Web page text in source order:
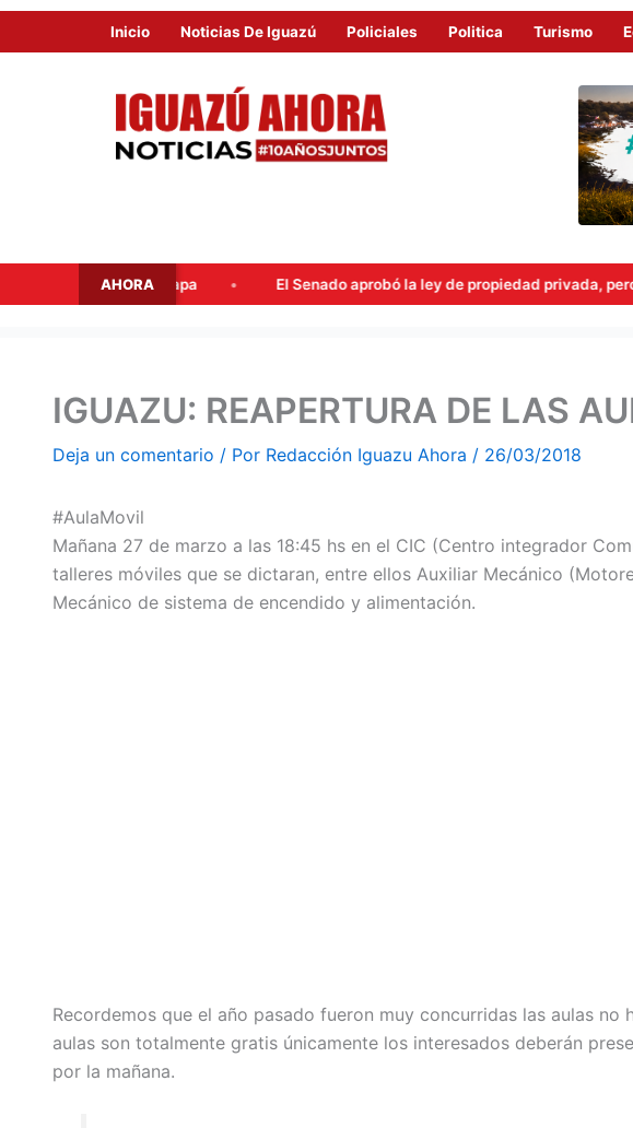
Inicio Noticias De Iguazú Policiales Politica Turismo
AHORAEl Senado aprobó la ley de propiedad privada, pero retiró los
IGUAZU: REAPERTURA DE LAS
Deja un comentario / Por Redacción Iguazu Ahora / 26/03/2018
#AulaMovil
Mañana 27 de marzo a las 18:45 hs en el CIC (Centro integrador
talleres móviles que se dictaran, entre ellos Auxiliar Mecánico
Mecánico de sistema de encendido y alimentación.
Recordemos que el año pasado fueron muy concurridas las aulas no
aulas son totalmente gratis únicamente los interesados deberán
por la mañana.